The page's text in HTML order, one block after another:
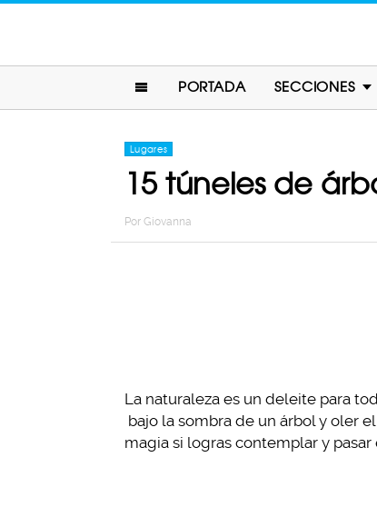
PORTADA SECCIONES
Lugares
15 túneles de
Por Giovanna
La naturaleza es un deleite para
bajo la sombra de un árbol y oler
magia si logras contemplar y